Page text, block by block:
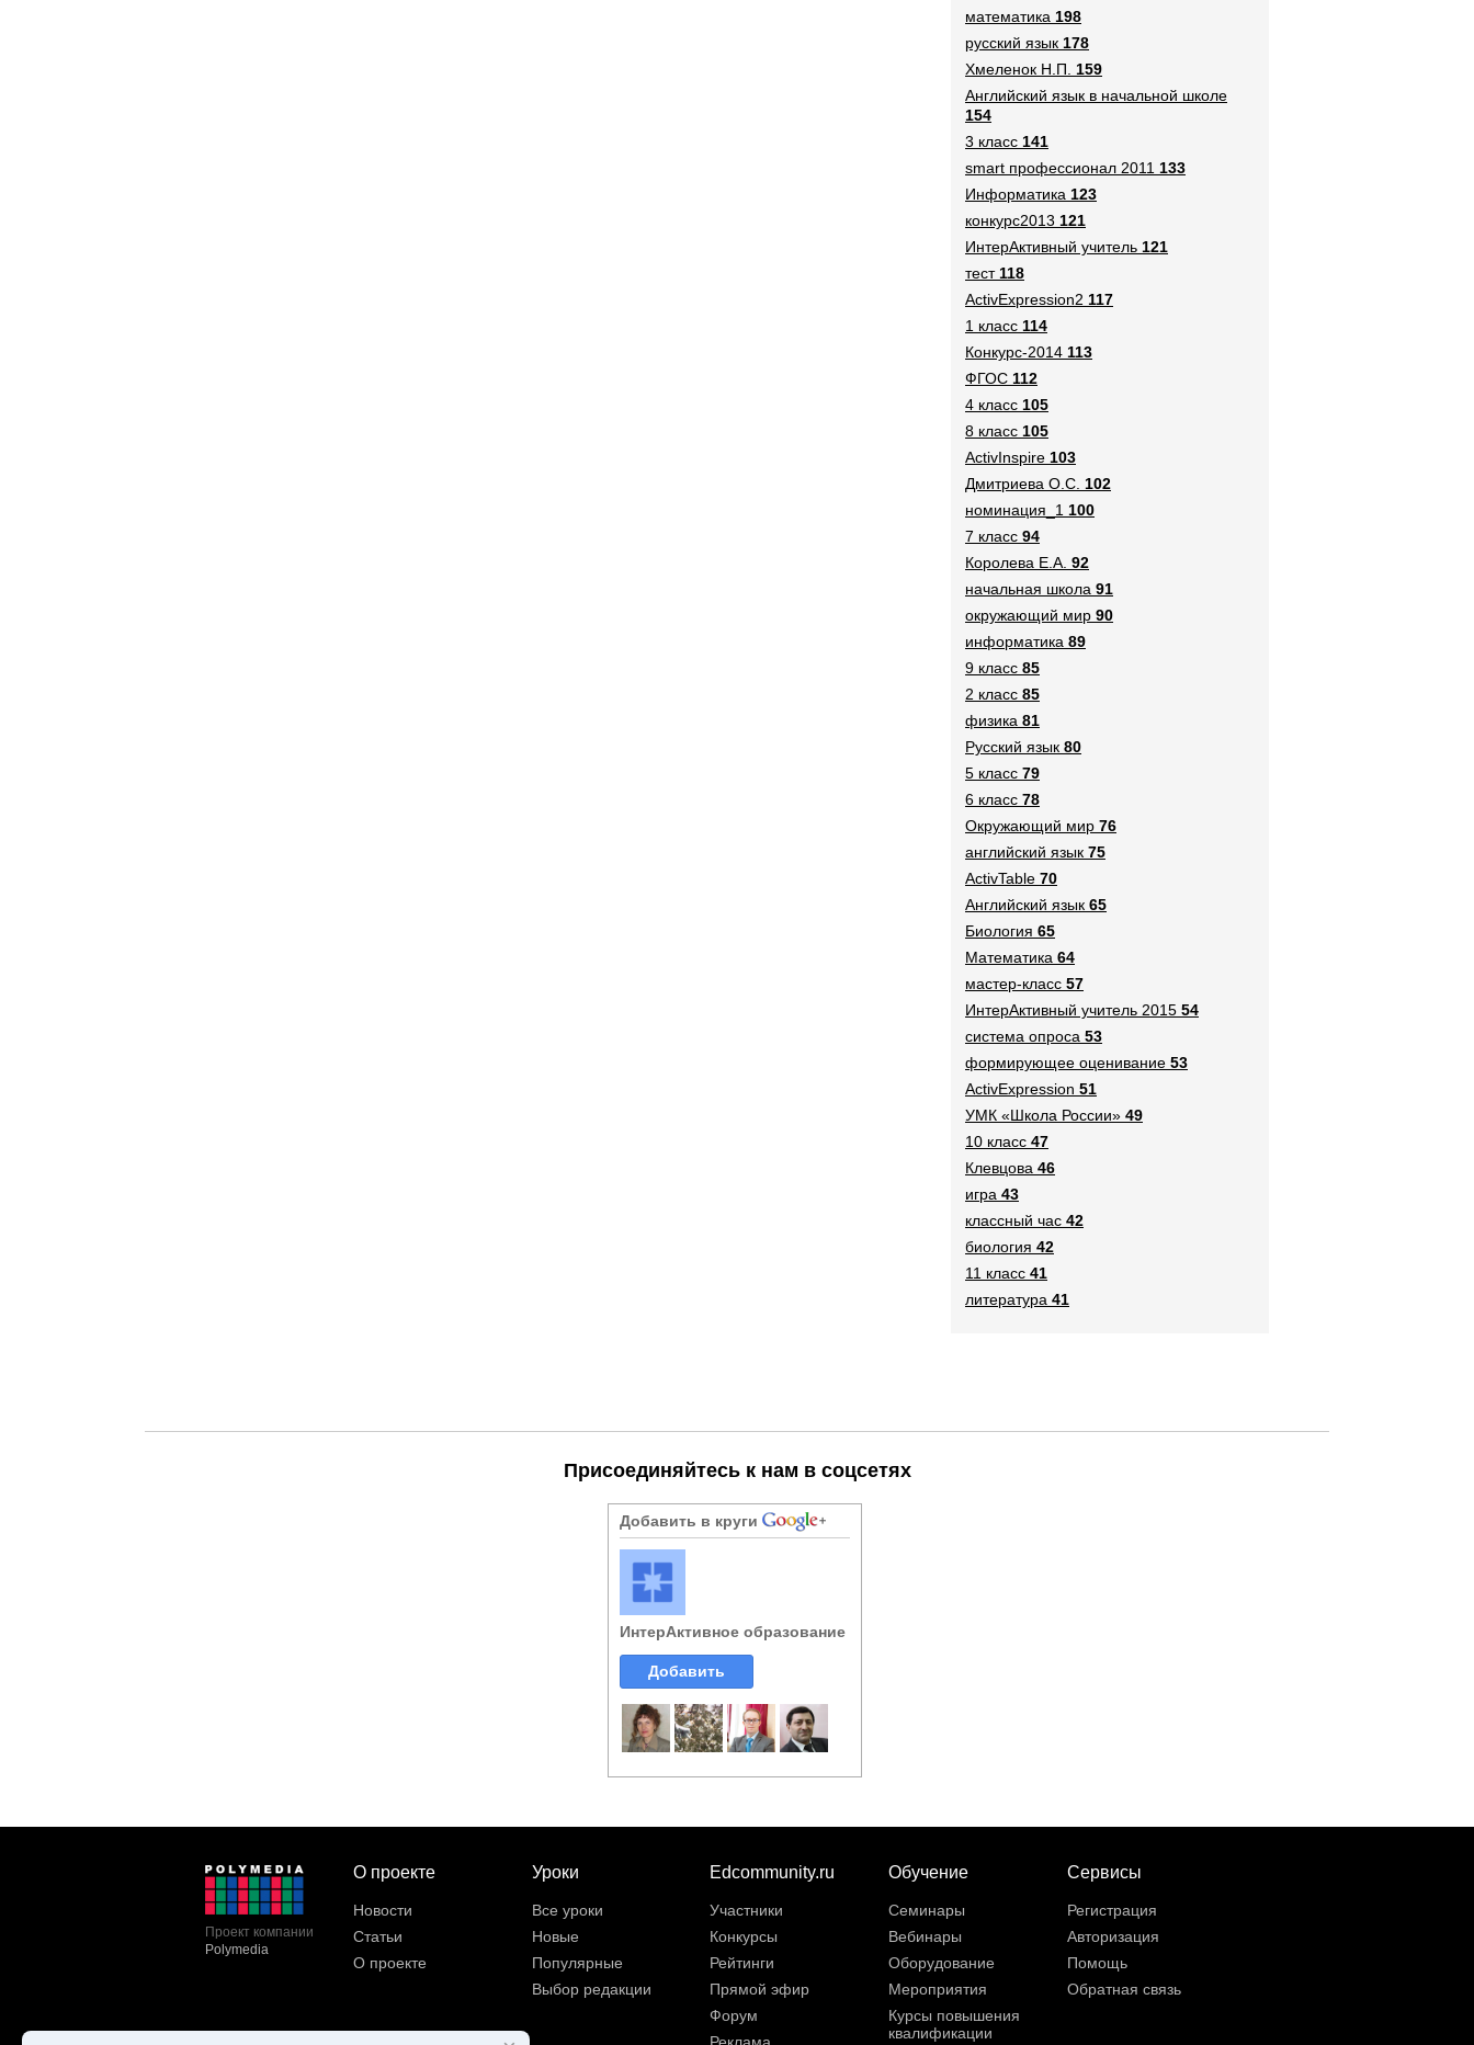
математика 198
русский язык 178
Хмеленок Н.П.
159
Английский язык в начальной школе
154
3 класс 141
smart профессионал 2011 133
Информатика 123
конкурс2013 121
ИнтерАктивный учитель 121
тест118
ActivExpression2 117
1 класс 114
Конкурс-2014 113
ФГОС 112
4 класс 105
8 класс 105
ActivInspire 103
Дмитриева О.С. 102
номинация_1 100
7 класс 94
Королева Е.А. 92
начальная школа 91
окружающий мир 90
информатика 89
9 класс 85
2 класс 85
физика 81
Русский язык 80
5 класс 79
6 класс 78
Окружающий мир 76
английский язык 75
ActivTable 70
Английский язык 65
Биология 65
Математика 64
мастер-класс 57
ИнтерАктивный учитель 2015 54
система опроса 53
формирующее оценивание 53
ActivExpression 51
УМК «Школа России» 49
10 класс 47
Клевцова 46
игра 43
классный час 42
биология 42
11 класс 41
литература 41
Присоединяйтесь к нам в соцсетях
Добавить в круги
ИнтерАктивное образование
Добавить
Проект компании
Polymedia
О проекте
Новости
Статьи
О проекте
Уроки
Все уроки
Новые
Популярные
Выбор редакции
Edcommunity.ru
Участники
Конкурсы
Рейтинги
Прямой эфир
Форум
Реклама
Обучение
Семинары
Вебинары
Оборудование
Мероприятия
Курсы повышения
квалификации
Сервисы
Регистрация
Авторизация
Помощь
Обратная связь